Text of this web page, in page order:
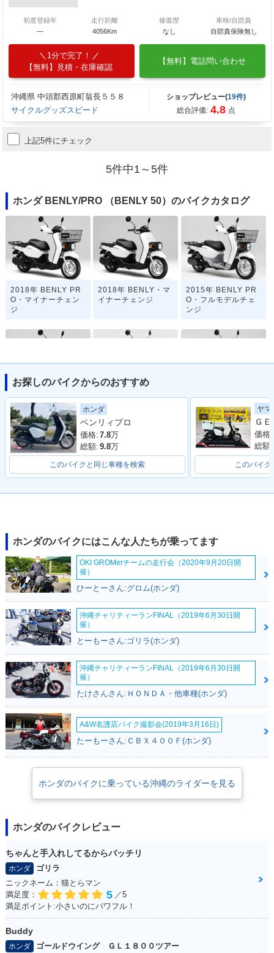
初度登録年
―
走行距離
4056Km
修復歴
なし
車検/自賠責
自賠責保険無し
1分で完了！
【無料】見積・在庫確認
【無料】電話問い合わせ
沖縄県 中頭郡西原町翁長５５８
サイクルグッズスピード
ショップレビュー(19件)
総合評価: 4.8 点
上記5件にチェック
5件中1～5件
ホンダ BENLY/PRO （BENLY 50）のバイクカタログ
2018年 BENLY PR
O・マイナーチェン
ジ
2018年 BENLY・マ
イナーチェンジ
2015年 BENLY PR
O・フルモデルチェ
ンジ
2015年 BENLY・フ
ルモデルチェンジ
2012年 BENLY・追
加
2011年 BNELY PR
O・新登場
お探しのバイクからのおすすめ
ホンダ
ベンリィプロ
価格: 7.8万
総額: 9.8万
このバイクと同じ車種を検索
ヤマ
価格:
総額:
このバイク
ホンダのバイクにはこんな人たちが乗ってます
OKI GROMerチームの走行会（2020年9月20日開
催）
ひーとーさん:グロム(ホンダ)
沖縄チャリティーランFINAL（2019年6月30日開
催）
とーもーさん:ゴリラ(ホンダ)
沖縄チャリティーランFINAL（2019年6月30日開
催）
たけさんさん:ＨＯＮＤＡ・他車種(ホンダ)
A&W名護店バイク撮影会(2019年3月16日)
たーもーさん:ＣＢＸ４００Ｆ(ホンダ)
ホンダのバイクに乗っている沖縄のライダーを見る
ホンダのバイクレビュー
ちゃんと手入れしてるからバッチリ
ホンダ
ゴリラ
ニックネーム：猫とらマン
満足度：
5 ／5
満足ポイント:小さいのにパワフル！
Buddy
ホンダ
ゴールドウイング ＧＬ１８００ツアー